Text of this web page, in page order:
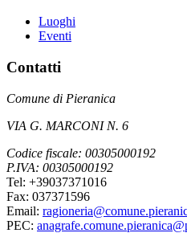
Luoghi
Eventi
Contatti
Comune di Pieranica
VIA G. MARCONI N. 6
Codice fiscale: 00305000192
P.IVA: 00305000192
Tel: +39037371016
Fax: 037371596
Email:
PEC: